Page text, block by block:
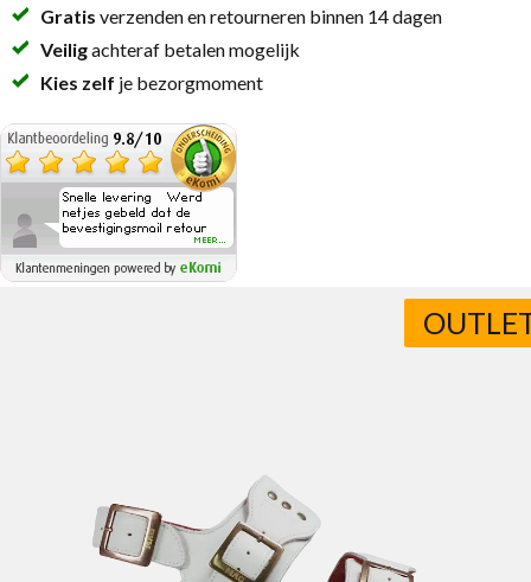
Gratis verzenden en retourneren binnen 14 dagen
Veiligachteraf betalen mogelijk
Kies zelf je bezorgmoment